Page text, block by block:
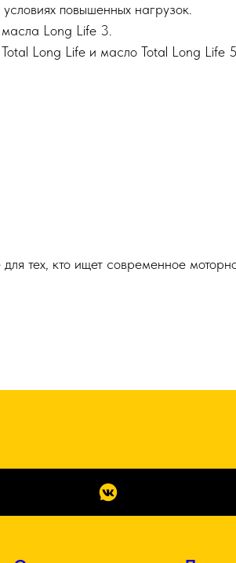
повышенных нагрузок.
Long Life 3.
Long Life и масло Total Long Life
тех, кто ищет современное